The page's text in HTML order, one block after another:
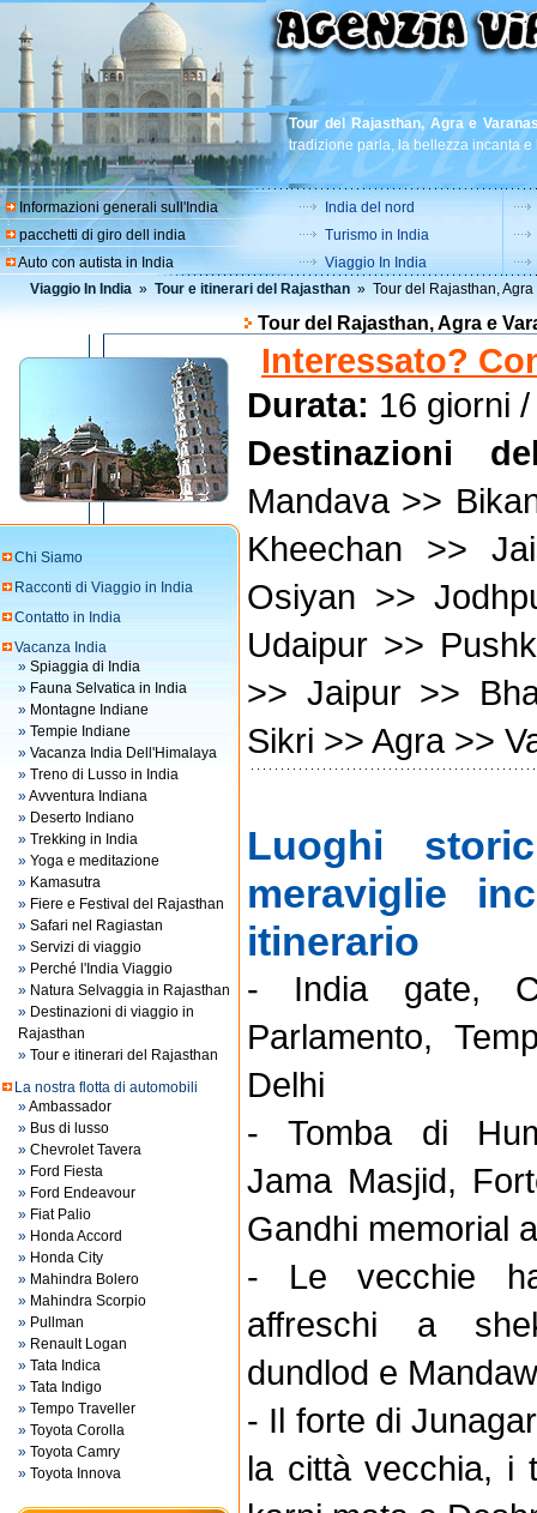
Tour del Rajasthan, Agra e
tradizione parla, la bellezza incanta e
Informazioni generali sull'India
pacchetti di giro dell india
Auto con autista in India
India del nord
Turismo in India
Viaggio In India
Viaggio In India » Tour e itinerari del Rajasthan » Tour del Rajasthan, Agra
Tour del Rajasthan, Agra e
Chi Siamo
Racconti di Viaggio in India
Contatto in India
Vacanza India
» Spiaggia di India
» Fauna Selvatica in India
» Montagne Indiane
» Tempie Indiane
» Vacanza India Dell'Himalaya
» Treno di Lusso in India
»Avventura Indiana
» Deserto Indiano
» Trekking in India
» Yoga e meditazione
» Kamasutra
» Fiere e Festival del Rajasthan
» Safari nel Ragiastan
» Servizi di viaggio
» Perché l'India Viaggio
» Natura Selvaggia in Rajasthan
» Destinazioni di viaggio in
Rajasthan
» Tour e itinerari del Rajasthan
La nostra flotta di automobili
»Ambassador
» Bus di lusso
» Chevrolet Tavera
» Ford Fiesta
» Ford Endeavour
» Fiat Palio
» Honda Accord
» Honda City
» Mahindra Bolero
» Mahindra Scorpio
» Pullman
» Renault Logan
» Tata Indica
» Tata Indigo
» Tempo Traveller
» Toyota Corolla
» Toyota Camry
» Toyota Innova
Interessato?
Durata: 16 giorni
Destinazioni
Mandava >>
Kheechan >>
Osiyan >>
Udaipur >>
>> Jaipur >>
Sikri >> Agra >>
Luoghi
meraviglie
itinerario
- India gate,
Parlamento,
Delhi
- Tomba di
Jama Masjid,
Gandhi memorial
- Le vecchie
affreschi a
dundlod e
- Il forte di
la città vecchia, i